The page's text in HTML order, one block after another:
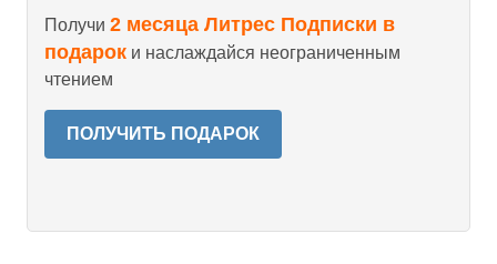
Получи 2 месяца Литрес Подписки в
подарок и наслаждайся неограниченным
чтением
ПОЛУЧИТЬ ПОДАРОК